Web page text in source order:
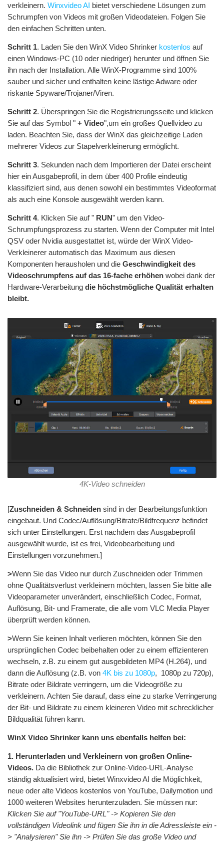
verkleinern. Winxvideo AI bietet verschiedene Lösungen zum
Schrumpfen von Videos mit großen Videodateien. Folgen Sie
den einfachen Schritten unten.
Schritt 1. Laden Sie den WinX Video Shrinker kostenlos auf
einen Windows-PC (10 oder niedriger) herunter und öffnen Sie
ihn nach der Installation. Alle WinX-Programme sind 100%
sauber und sicher und enthalten keine lästige Adware oder
riskante Spyware/Trojaner/Viren.
Schritt 2. Überspringen Sie die Registrierungsseite und klicken
Sie auf das Symbol " + Video",um ein großes Quellvideo zu
laden. Beachten Sie, dass der WinX das gleichzeitige Laden
mehrerer Videos zur Stapelverkleinerung ermöglicht.
Schritt 3. Sekunden nach dem Importieren der Datei erscheint
hier ein Ausgabeprofil, in dem über 400 Profile eindeutig
klassifiziert sind, aus denen sowohl ein bestimmtes Videoformat
als auch eine Konsole ausgewählt werden kann.
Schritt 4. Klicken Sie auf " RUN" um den Video-
Schrumpfungsprozess zu starten. Wenn der Computer mit Intel
QSV oder Nvidia ausgestattet ist, würde der WinX Video-
Verkleinerer automatisch das Maximum aus diesen
Komponenten herausholen und die Geschwindigkeit des
Videoschrumpfens auf das 16-fache erhöhen wobei dank der
Hardware-Verarbeitung die höchstmögliche Qualität erhalten
bleibt.
4K-Video schneiden
[Zuschneiden & Schneiden sind in der Bearbeitungsfunktion
eingebaut. Und Codec/Auflösung/Bitrate/Bildfrequenz befindet
sich unter Einstellungen. Erst nachdem das Ausgabeprofil
ausgewählt wurde, ist es frei, Videobearbeitung und
Einstellungen vorzunehmen.]
>Wenn Sie das Video nur durch Zuschneiden oder Trimmen
ohne Qualitätsverlust verkleinern möchten, lassen Sie bitte alle
Videoparameter unverändert, einschließlich Codec, Format,
Auflösung, Bit- und Framerate, die alle vom VLC Media Player
überprüft werden können.
>Wenn Sie keinen Inhalt verlieren möchten, können Sie den
ursprünglichen Codec beibehalten oder zu einem effizienteren
wechseln, z.B. zu einem gut ausgebildeten MP4 (H.264), und
dann die Auflösung (z.B. von 4K bis zu 1080p, 1080p zu 720p),
Bitrate oder Bildrate verringern, um die Videogröße zu
verkleinern. Achten Sie darauf, dass eine zu starke Verringerung
der Bit- und Bildrate zu einem kleineren Video mit schrecklicher
Bildqualität führen kann.
WinX Video Shrinker kann uns ebenfalls helfen bei:
1. Herunterladen und Verkleinern von großen Online-
Videos. Da die Bibliothek zur Online-Video-URL-Analyse
ständig aktualisiert wird, bietet Winxvideo AI die Möglichkeit,
neue oder alte Videos kostenlos von YouTube, Dailymotion und
1000 weiteren Websites herunterzuladen. Sie müssen nur:
Klicken Sie auf "YouTube-URL" -> Kopieren Sie den
vollständigen Videolink und fügen Sie ihn in die Adressleiste ein -
> "Analysieren" Sie ihn -> Prüfen Sie das große Video und